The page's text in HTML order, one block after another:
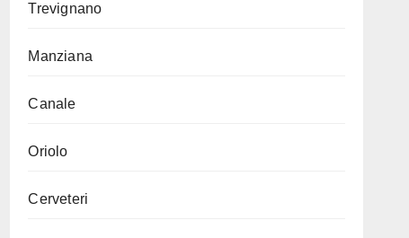
Trevignano
Manziana
Canale
Oriolo
Cerveteri